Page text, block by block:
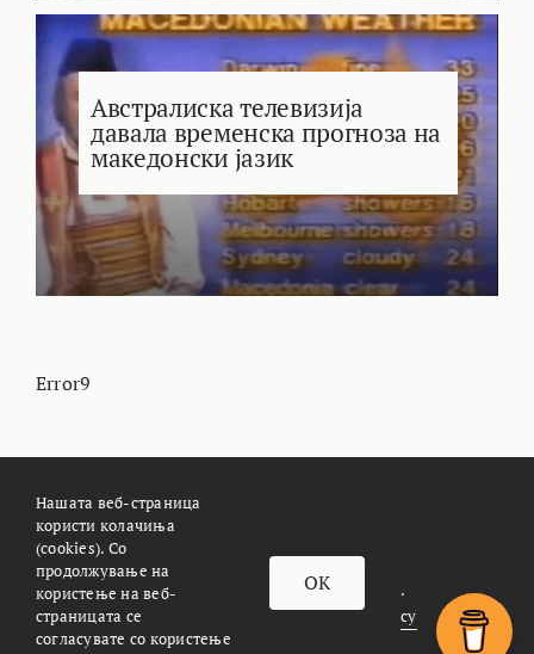
Австралиска телевизија
давала временска прогноза на
македонски јазик
Error9
© METEOALARM. All Rights Reserved.
Made with
Æther Marketing Agency
За Meteoalarm.mk Импресум
Нашата веб-страница
користи колачиња
(cookies). Со
продолжување на
користење на веб-
страницата се
согласувате со користење
OK